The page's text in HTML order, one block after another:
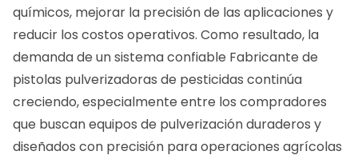
químicos, mejorar la precisión de las aplicaciones y
reducir los costos operativos. Como resultado, la
demanda de un sistema confiable Fabricante de
pistolas pulverizadoras de pesticidas continúa
creciendo, especialmente entre los compradores
que buscan equipos de pulverización duraderos y
diseñados con precisión para operaciones agrícolas